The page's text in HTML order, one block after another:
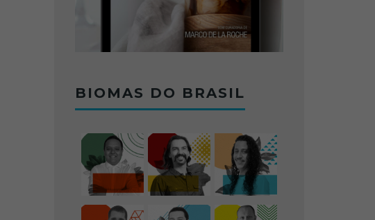
BIOMAS DO BRASIL